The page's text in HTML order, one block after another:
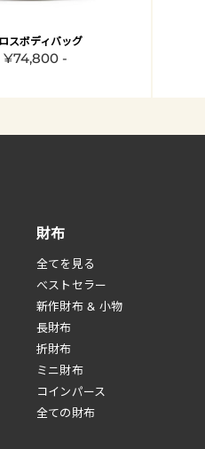
スボディバッグ
¥74,800 -
財布
全てを見る
べストセラー
新作財布 & 小物
長財布
折財布
ミニ財布
コインパース
全ての財布